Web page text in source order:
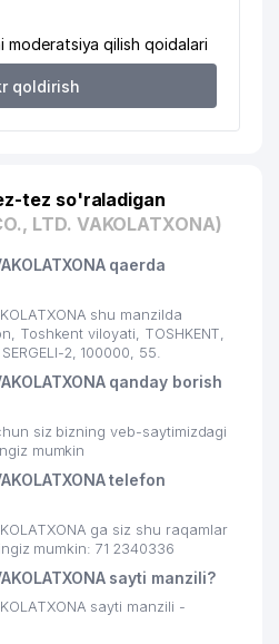
618 м
RESOURCE
MUZEYI 709 м
MChJ 821 м
KORXONASI 839 м
849 м
QO'MITASI II
907 м
TARTIBDAGI
919 м
KORXONASI
moderatsiya qilish qoidalari
qoldirish
tez so'raladigan
LTD. VAKOLATXONA)
qaerda
shu manzilda
Toshkent viloyati, TOSHKENT,
2, 100000, 55.
qanday borish
siz bizning veb-saytimizdagi
mumkin
telefon
ga siz shu raqamlar
mumkin: 71 2340336
sayti manzili?
sayti manzili -